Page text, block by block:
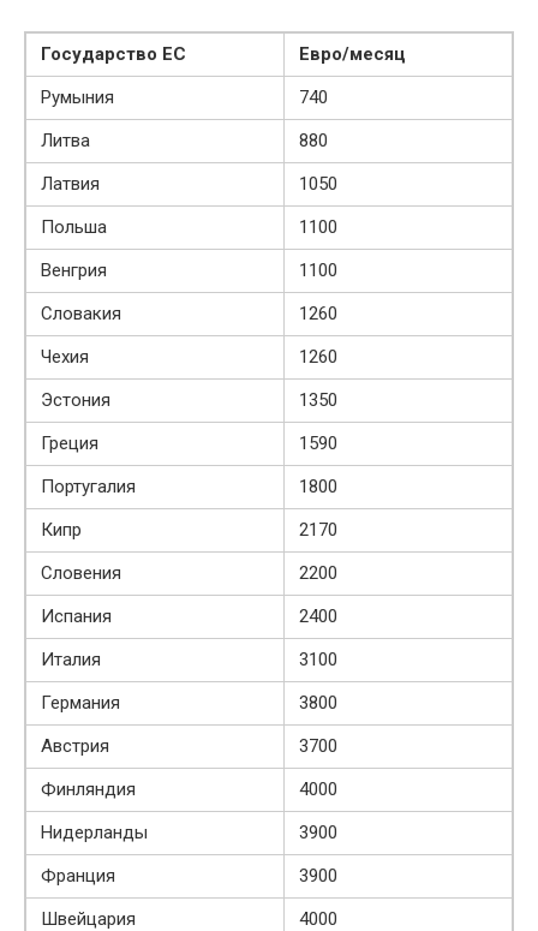
Государство ЕС
Евро/месяц
Румыния
740
Литва
880
Латвия
1050
Польша
1100
Венгрия
1100
Словакия
1260
Чехия
1260
Эстония
1350
Греция
1590
Португалия
1800
Кипр
2170
Словения
2200
Испания
2400
Италия
3100
Германия
3800
Австрия
3700
Финляндия
4000
Нидерланды
3900
Франция
3900
Швейцария
4000